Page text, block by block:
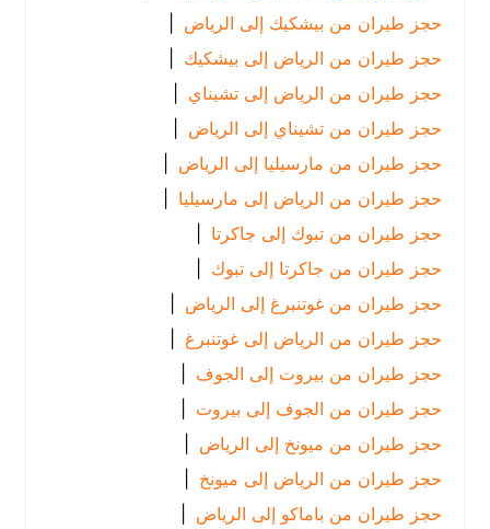
حجز طيران من بيشكيك إلى الرياض
|
حجز طيران من الرياض إلى بيشكيك |
حجز طيران من الرياض إلى تشيناي |
حجز طيران من تشيناي إلى الرياض
|
حجز طيران من مارسيليا إلى الرياض
|
حجز طيران من الرياض إلى مارسيليا |
حجز طيران من تبوك إلى جاكرتا
|
حجز طيران من جاكرتا إلى تبوك
|
حجز طيران من غوتنبرغ إلى الرياض
|
حجز طيران من الرياض إلى غوتنبرغ |
حجز طيران من بيروت إلى الجوف |
حجز طيران من الجوف إلى بيروت
|
حجز طيران من ميونخ إلى الرياض
|
حجز طيران من الرياض إلى ميونخ |
حجز طيران من باماكو إلى الرياض
|